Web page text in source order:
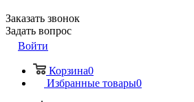
Заказать звонок
Задать вопрос
Войти
Корзина0
Избранные товары0